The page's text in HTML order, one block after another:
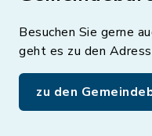
Besuchen Sie gerne
geht es zu den
zu den